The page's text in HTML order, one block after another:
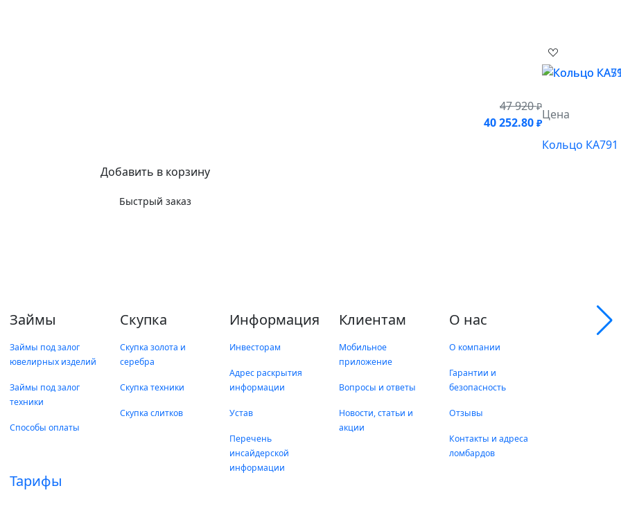
47 920₽
40 252.80 ₽
Добавить в корзину
Быстрый заказ
Цена
Кольцо КА791
Займы
Займы под залог
ювелирных изделий
Займы под залог
техники
Способы оплаты
Тарифы
Скупка
Скупка золота и
серебра
Скупка техники
Скупка слитков
Информация
Инвесторам
Адрес раскрытия
информации
Устав
Перечень
инсайдерской
информации
Клиентам
Мобильное
приложение
Вопросы и ответы
Новости, статьи и
акции
О нас
О компании
Гарантии и
безопасность
Отзывы
Контакты и адреса
ломбардов